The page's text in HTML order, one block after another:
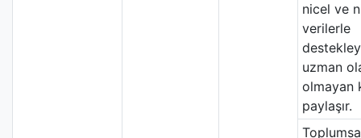
nicel ve
verilerle
uzman
olmayan
paylaşır.